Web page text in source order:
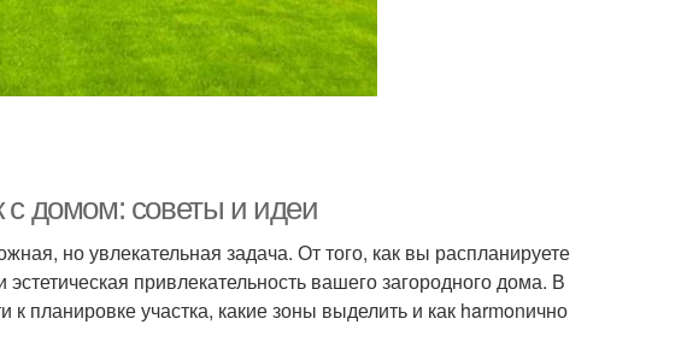
с домом: советы и идеи
но увлекательная задача. От того, как вы распланируете
привлекательность вашего загородного дома. В
планировке участка, какие зоны выделить и как harmonично